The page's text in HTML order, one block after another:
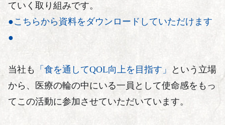
ていく取り組みです。
●こちらから資料をダウンロードしていただけます
●
当社も 「食を通してQOL向上を目指す」
という立場
から、医療の輪の中にいる一員として使命感をもっ
てこの活動に参加させていただいています。